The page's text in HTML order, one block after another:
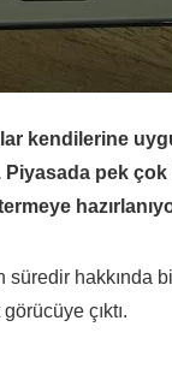
kendilerine
pek çok
süredir hakkında
çıktı.